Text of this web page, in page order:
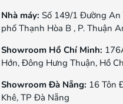
Nhà máy: Số 149/1 Đường An
phố Thạnh Hòa B , P. Thuận
Showroom Hồ Chí Minh:
Hớn, Đông Hưng Thuận, Hồ
Showroom Đà Nẵng: 16 Tôn
Khê, TP Đà Nẵng